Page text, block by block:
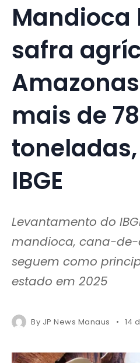
Mandioca
safra
mais de
IBGE
Levantamento do
mandioca, cana-
seguem como
estado em 2025
By JP News Manaus 14